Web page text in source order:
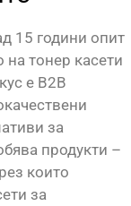
15 години опит
тонер касети
е B2B
за
продукти –
които
за